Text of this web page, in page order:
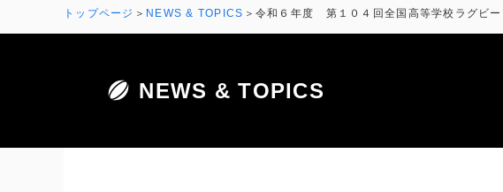
トップページ NEWS & TOPICS 令和６年度 第１０４回全国高等学校ラグビ
NEWS & TOPICS